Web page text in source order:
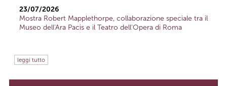
23/07/2026
Mostra Robert Mapplethorpe, collaborazione speciale tra il
Museo dell'Ara Pacis e il Teatro dell'Opera di Roma
leggi tutto